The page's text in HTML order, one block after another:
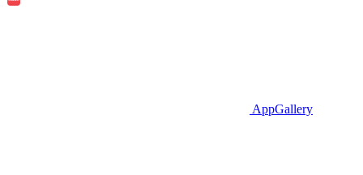
AppGallery